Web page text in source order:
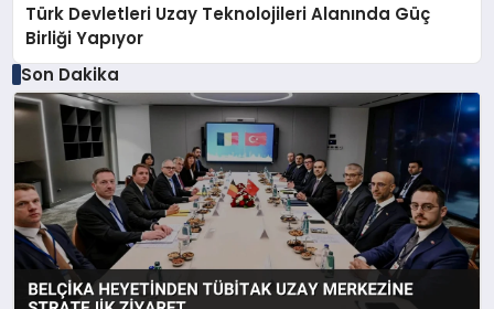
Türk Devletleri Uzay Teknolojileri Alanında Güç
Birliği Yapıyor
Son Dakika